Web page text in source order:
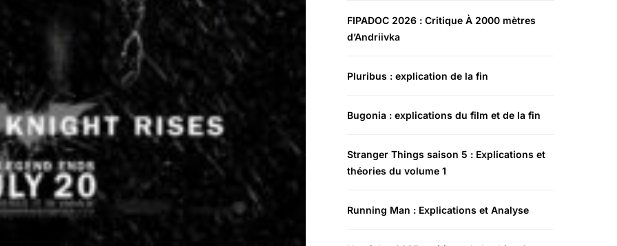
FIPADOC 2026 : Critique À 2000 mètres
d’Andriivka
Pluribus : explication de la fin
Bugonia : explications du film et de la fin
Stranger Things saison 5 : Explications et
théories du volume 1
Running Man : Explications et Analyse